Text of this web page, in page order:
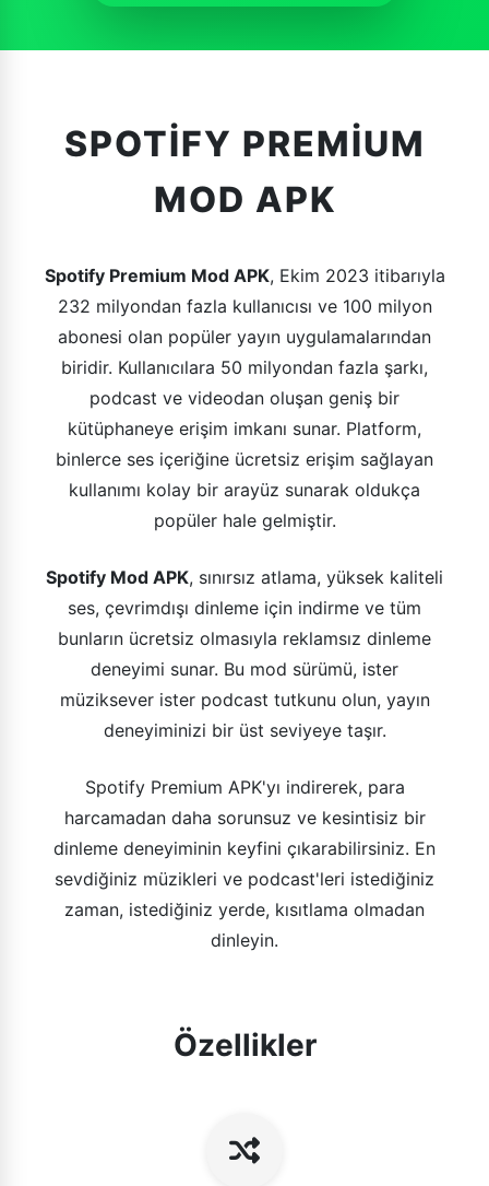
SPOTIFY PREMIUM
MOD APK
Spotify Premium Mod APK, Ekim 2023 itibarıyla
232 milyondan fazla kullanıcısı ve 100 milyon
abonesi olan popüler yayın uygulamalarından
biridir. Kullanıcılara 50 milyondan fazla şarkı,
podcast ve videodan oluşan geniş bir
kütüphaneye erişim imkanı sunar. Platform,
binlerce ses içeriğine ücretsiz erişim sağlayan
kullanımı kolay bir arayüz sunarak oldukça
popüler hale gelmiştir.
Spotify Mod APK, sınırsız atlama, yüksek kaliteli
ses, çevrimdışı dinleme için indirme ve tüm
bunların ücretsiz olmasıyla reklamsız dinleme
deneyimi sunar. Bu mod sürümü, ister
müziksever ister podcast tutkunu olun, yayın
deneyiminizi bir üst seviyeye taşır.
Spotify Premium APK'yı indirerek, para
harcamadan daha sorunsuz ve kesintisiz bir
dinleme deneyiminin keyfini çıkarabilirsiniz. En
sevdiğiniz müzikleri ve podcast'leri istediğiniz
zaman, istediğiniz yerde, kısıtlama olmadan
dinleyin.
Özellikler